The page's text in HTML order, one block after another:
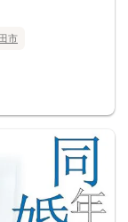
市